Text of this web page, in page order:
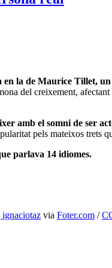
en la de Maurice Tillet,
del creixement,
amb el somni de ser
pels mateixos trets
parlava 14 idiomes.
via Foter.com /